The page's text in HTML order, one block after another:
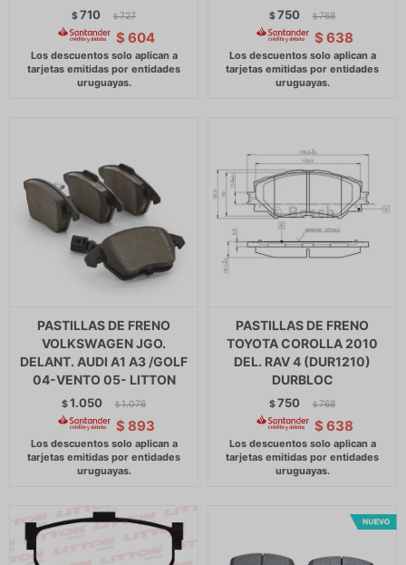
$710 $ 727
$ 604
$750 $ 768
$ 638
PASTILLAS DE FRENO
VOLKSWAGEN JGO.
DELANT. AUDI A1 A3 /GOLF
04-VENTO 05- LITTON
$1.050 $ 1.076
$ 893
PASTILLAS DE FRENO
TOYOTA COROLLA 2010
DEL. RAV 4 (DUR1210)
DURBLOC
$750 $ 768
$ 638